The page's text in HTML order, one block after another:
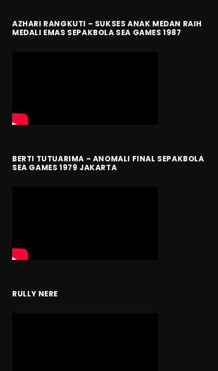
AZHARI RANGKUTI – SUKSES ANAK MEDAN RAIH
MEDALI EMAS SEPAKBOLA SEA GAMES 1987
BERTI TUTUARIMA – ANOMALI FINAL SEPAKBOLA
SEA GAMES 1979 JAKARTA
RULLY NERE